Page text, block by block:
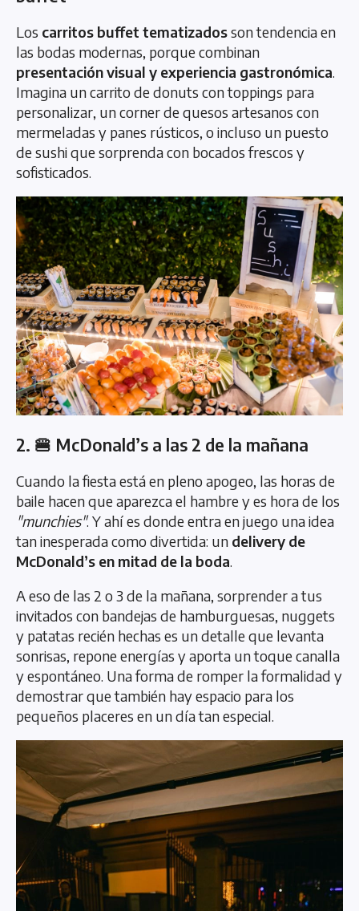
Los carritos buffet tematizadosson tendencia en
las bodas modernas, porque combinan
presentación visual y experiencia gastronómica.
Imagina un carrito de donuts con toppings para
personalizar, un corner de quesos artesanos con
mermeladas y panes rústicos, o incluso un puesto
de sushi que sorprenda con bocados frescos y
sofisticados.
2. 🍔 McDonald’s a las 2 de la mañana
Cuando la fiesta está en pleno apogeo, las horas de
baile hacen que aparezca el hambre y es hora de los
"munchies". Y ahí es donde entra en juego una idea
tan inesperada como divertida: un delivery de
McDonald’s en mitad de la boda.
A eso de las 2 o 3 de la mañana, sorprender a tus
invitados con bandejas de hamburguesas, nuggets
y patatas recién hechas es un detalle que levanta
sonrisas, repone energías y aporta un toque canalla
y espontáneo. Una forma de romper la formalidad y
demostrar que también hay espacio para los
pequeños placeres en un día tan especial.